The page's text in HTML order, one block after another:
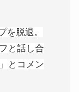
を脱退。
と話し合
とコメン